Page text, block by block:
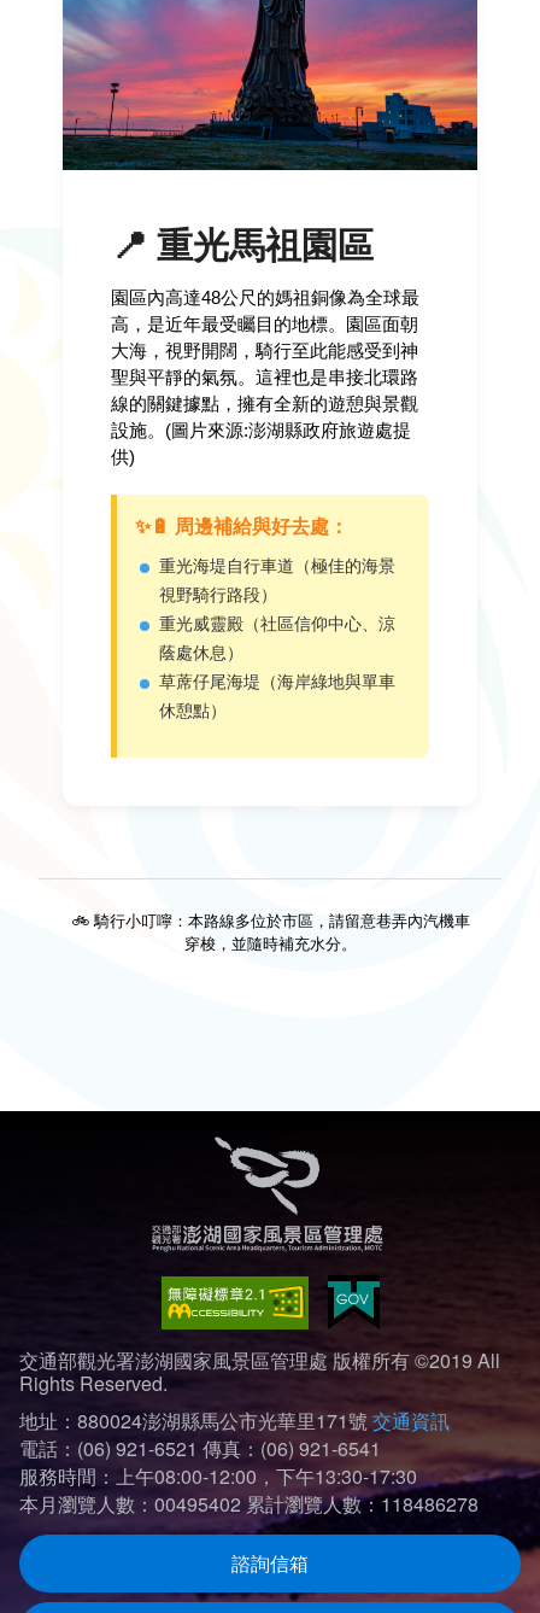
📍 重光馬祖園區
園區內高達48公尺的媽祖銅像為全球最
高，是近年最受矚目的地標。園區面朝
大海，視野開闊，騎行至此能感受到神
聖與平靜的氣氛。這裡也是串接北環路
線的關鍵據點，擁有全新的遊憩與景觀
設施。(圖片來源:澎湖縣政府旅遊處提
供)
✨🔋 周邊補給與好去處：
重光海堤自行車道（極佳的海景
視野騎行路段）
重光威靈殿（社區信仰中心、涼
蔭處休息）
草蓆仔尾海堤（海岸綠地與單車
休憩點）
🚲 騎行小叮嚀：本路線多位於市區，請留意巷弄內汽機車
穿梭，並隨時補充水分。
交通部觀光署澎湖國家風景區管理處 版權所有 ©2019 All
Rights Reserved.
地址：880024澎湖縣馬公市光華里171號 交通資訊
電話：(06) 921-6521 傳真：(06) 921-6541
服務時間：上午08:00-12:00，下午13:30-17:30
本月瀏覽人數：00495402 累計瀏覽人數：118486278
諮詢信箱